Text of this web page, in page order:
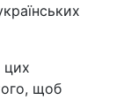
цих
щоб